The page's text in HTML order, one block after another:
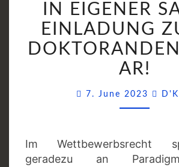
SACHE:
ZUM
6.
IN EIGENER
EINLADUNG
AR!
7. June 2023
Im Wettbewerbsrecht
geradezu an